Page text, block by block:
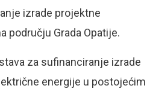
izrade projektne
području Grada Opatije.
za sufinanciranje izrade
energije u postojećim